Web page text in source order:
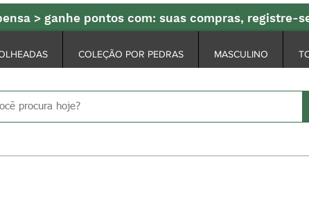
> ganhe pontos com: suas compras, registre-
COLEÇÃO POR PEDRAS MASCULINO